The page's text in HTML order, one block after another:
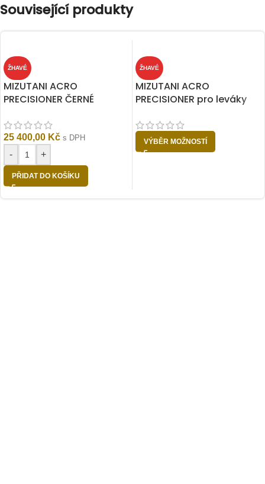
Související produkty
ŽHAVÉ
MIZUTANI ACRO
PRECISIONER ČERNÉ
25 400,00 Kč s DPH
- +
PŘIDAT DO KOŠÍKU
ŽHAVÉ
MIZUTANI ACRO
PRECISIONER pro leváky
VÝBĚR MOŽNOSTÍ